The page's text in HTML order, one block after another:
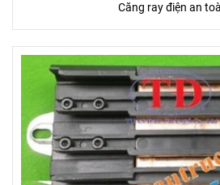
Căng ray điện an